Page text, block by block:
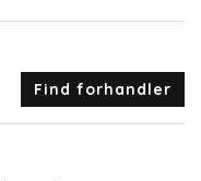
Find forhandler